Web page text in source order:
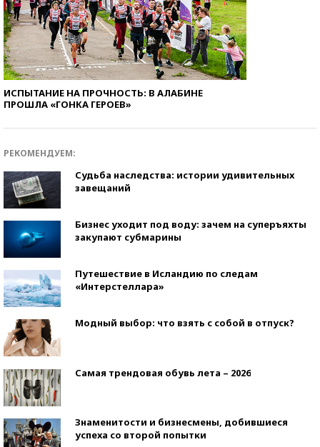
ИСПЫТАНИЕ НА ПРОЧНОСТЬ: В АЛАБИНЕ
ПРОШЛА «ГОНКА ГЕРОЕВ»
РЕКОМЕНДУЕМ:
Судьба наследства: истории удивительных
завещаний
Бизнес уходит под воду: зачем на суперъяхты
закупают субмарины
Путешествие в Исландию по следам
«Интерстеллара»
Модный выбор: что взять с собой в отпуск?
Самая трендовая обувь лета – 2026
Знаменитости и бизнесмены, добившиеся
успеха со второй попытки